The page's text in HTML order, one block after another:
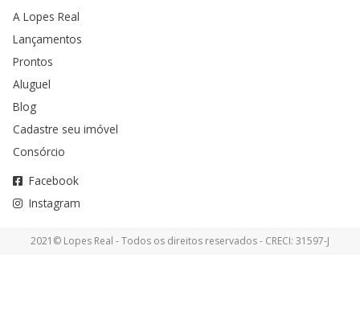
A Lopes Real
Lançamentos
Prontos
Aluguel
Blog
Cadastre seu imóvel
Consórcio
Facebook
Instagram
2021© Lopes Real - Todos os direitos reservados - CRECI: 31597-J